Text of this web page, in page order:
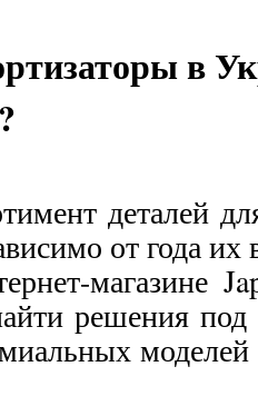
в
деталей
от года их
магазине
решения